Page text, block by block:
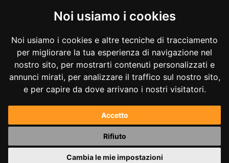
Noi usiamo i cookies
Noi usiamo i cookies e altre tecniche di tracciamento
per migliorare la tua esperienza di navigazione nel
nostro sito, per mostrarti contenuti personalizzati e
annunci mirati, per analizzare il traffico sul nostro sito,
e per capire da dove arrivano i nostri visitatori.
Accetto
Rifiuto
Cambia le mie impostazioni
INVIA MESSAGGIO
Copyright © 2017-2026 Andrea Ilici. Tutti i diritti riservati.
P.IVA 02711210027
Powered byAndrea Ilici
mappa del sito|gestisci cookie